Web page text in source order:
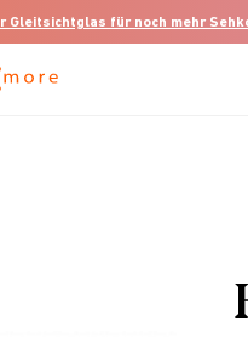
Gleitsichtglas für noch mehr